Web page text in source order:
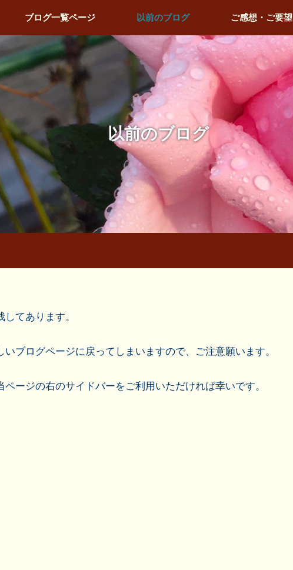
ブログ一覧ページ 以前のブログ ご感想・ご要望
以前のブログ
てあります。
ブログページに戻ってしまいますので、ご注意願います。
ージの右のサイドバーをご利用いただければ幸いです。